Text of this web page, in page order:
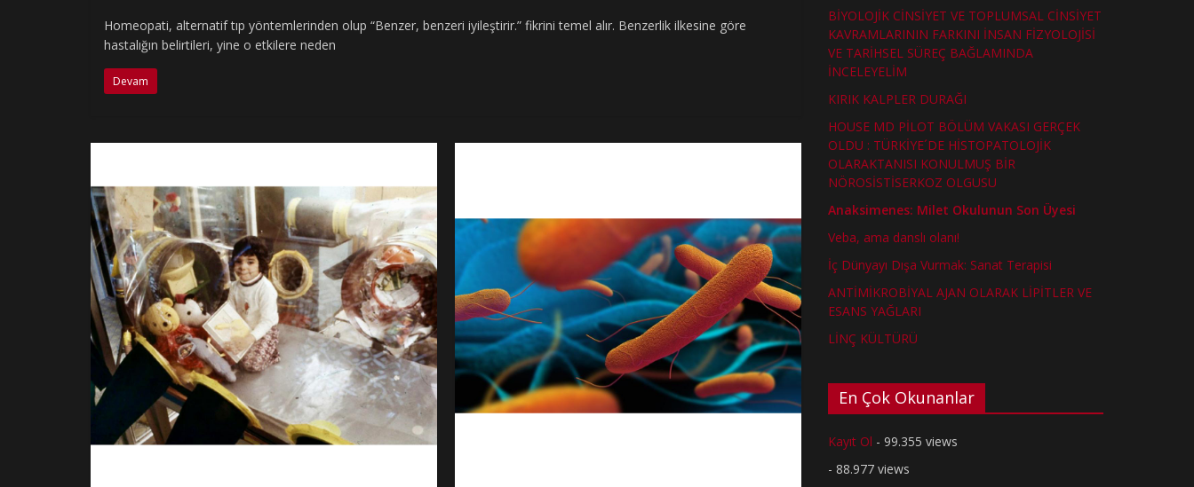
Homeopati, alternatif tıp yöntemlerinden olup “Benzer, benzeri iyileştirir.” fikrini temel alır. Benzerlik ilkesine göre
hastalığın belirtileri, yine o etkilere neden
Devam
BİYOLOJİK CİNSİYET VE TOPLUMSAL CİNSİYET
KAVRAMLARININ FARKINI İNSAN FİZYOLOJİSİ
VE TARİHSEL SÜREÇ BAĞLAMINDA
İNCELEYELİM
KIRIK KALPLER DURAĞI
HOUSE MD PİLOT BÖLÜM VAKASI GERÇEK
OLDU : TÜRKİYE´DE HİSTOPATOLOJİK
OLARAKTANISI KONULMUŞ BİR
NÖROSİSTİSERKOZ OLGUSU
Anaksimenes: Milet Okulunun Son Üyesi
Veba, ama danslı olanı!
İç Dünyayı Dışa Vurmak: Sanat Terapisi
ANTİMİKROBİYAL AJAN OLARAK LİPİTLER VE
ESANS YAĞLARI
LİNÇ KÜLTÜRÜ
En Çok Okunanlar
Kayıt Ol - 99.355 views
- 88.977 views